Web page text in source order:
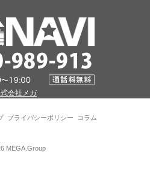
選定します！
会社メガ
プライバシーポリシー コラム
MEGA.Group